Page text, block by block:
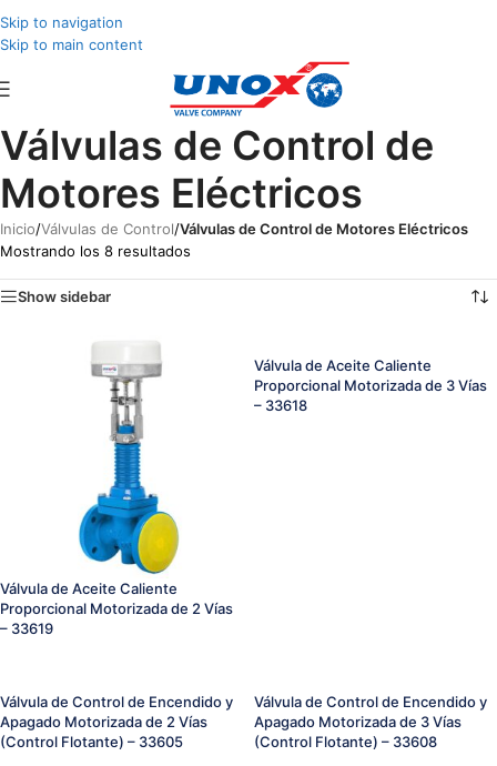
Skip to navigation
Skip to main content
Válvulas de Control de
Motores Eléctricos
Inicio/Válvulas de Control/Válvulas de Control de Motores Eléctricos
Mostrando los 8 resultados
Show sidebar
Válvula de Aceite Caliente
Proporcional Motorizada de 2 Vías
– 33619
Válvula de Aceite Caliente
Proporcional Motorizada de 3 Vías
– 33618
Válvula de Control de Encendido y
Apagado Motorizada de 2 Vías
(Control Flotante) – 33605
Válvula de Control de Encendido y
Apagado Motorizada de 3 Vías
(Control Flotante) – 33608